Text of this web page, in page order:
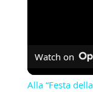
Watch on
Alla “Festa